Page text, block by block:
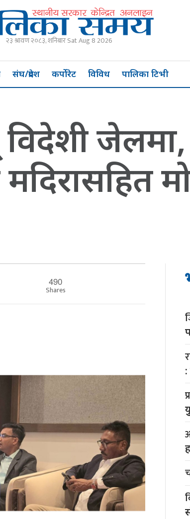
२३ श्रावण २०८३, शनिबार Sat Aug 8 2026
संघ/प्रदेश कर्पोरेट विविध पालिका टिभी
जेलमा,
490
Shares
: